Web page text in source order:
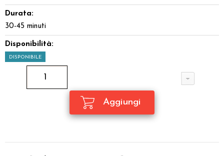
Durata:
30-45 minuti
Disponibilità:
DISPONIBILE